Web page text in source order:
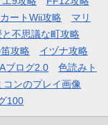
ートWii攻略
マリ
不思議な町攻略
攻略
イヅナ攻略
ブログ2.0
色読みト
コンのプレイ画像
100